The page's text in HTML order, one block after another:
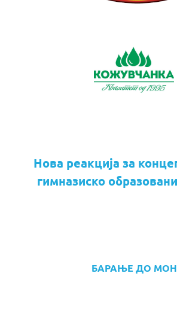
Нова реакција за
гимназиско
БАРАЊЕ ДО МОН